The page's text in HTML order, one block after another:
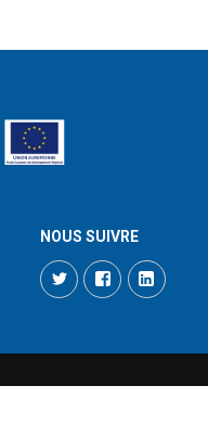
NOUS SUIVRE
TwitterFacebook